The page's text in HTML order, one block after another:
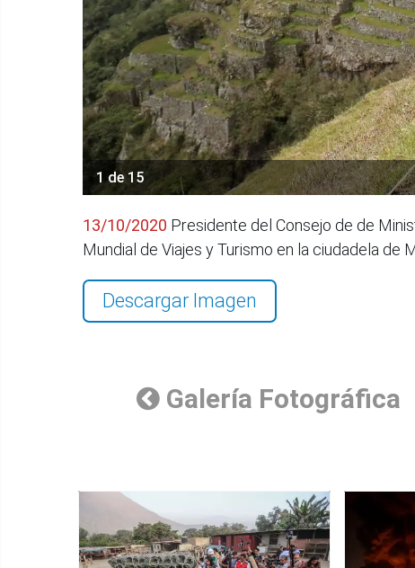
1 de 15
13/10/2020 Presidente del Consejo de de
Mundial de Viajes y Turismo en la ciudadela de
Descargar Imagen
Galería Fotográfica